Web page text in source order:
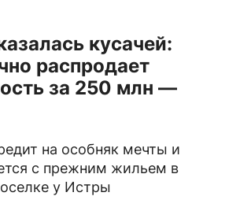
кусачей:
распродает
за 250 млн —
на особняк мечты и
с прежним жильем в
у Истры